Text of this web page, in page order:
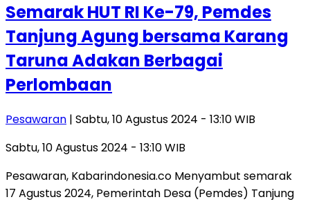
Semarak HUT RI Ke-79, Pemdes
Tanjung Agung bersama Karang
Taruna Adakan Berbagai
Perlombaan
Pesawaran | Sabtu, 10 Agustus 2024 - 13:10 WIB
Sabtu, 10 Agustus 2024 - 13:10 WIB
Pesawaran, Kabarindonesia.co Menyambut semarak
17 Agustus 2024, Pemerintah Desa (Pemdes) Tanjung